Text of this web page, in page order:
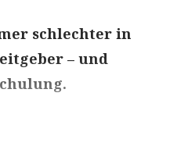
schlechter in
– und